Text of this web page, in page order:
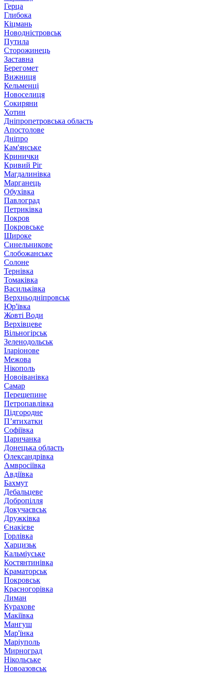
Герца
Глибока
Кіцмань
Новодністровськ
Путила
Сторожинець
Заставна
Берегомет
Вижниця
Кельменці
Новоселиця
Сокиряни
Хотин
Дніпропетровська область
Апостолове
Дніпро
Кам'янське
Кринички
Кривий Ріг
Магдалинівка
Марганець
Обухівка
Павлоград
Петриківка
Покров
Покровське
Широке
Синельникове
Слобожанське
Солоне
Тернівка
Томаківка
Васильківка
Верхньодніпровськ
Юр'ївка
Жовті Води
Верхівцеве
Вільногірськ
Зеленодольськ
Іларіонове
Межова
Нікополь
Новоіванівка
Самар
Перещепине
Петропавлівка
Підгородне
П’ятихатки
Софіївка
Царичанка
Донецька область
Олександрівка
Амвросіївка
Авдіївка
Бахмут
Дебальцеве
Добропілля
Докучаєвськ
Дружківка
Єнакієве
Горлівка
Харцизьк
Кальміуське
Костянтинівка
Краматорськ
Покровськ
Красногорівка
Лиман
Курахове
Макіївка
Мангуш
Мар'їнка
Маріуполь
Мирноград
Нікольське
Новоазовськ